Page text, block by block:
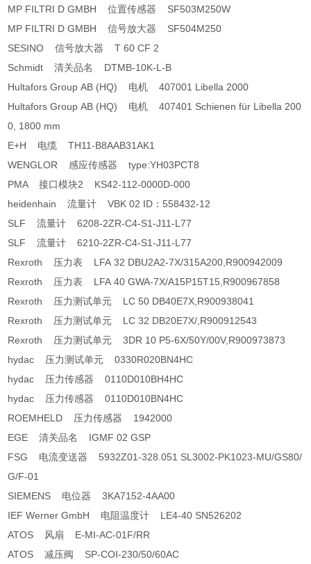
MP FILTRI D GMBH 位置传感器 SF­503­M250­W
MP FILTRI D GMBH 信号放大器 SF­504­M250
SESINO 信号放大器 T 60 CF 2
Schmidt 清关品名 DTMB-10K-L-B
Hultafors Group AB (HQ) 电机 407001 Libella 2000
Hultafors Group AB (HQ) 电机 407401 Schienen für Libella 200
0, 1800 mm
E+H 电缆 TH11-B8AAB31AK1
WENGLOR 感应传感器 type:YH03PCT8
PMA 接口模块2 KS42-112-0000D-000
heidenhain 流量计 VBK 02 ID：558432-12
SLF 流量计 6208-2ZR-C4-S1-J11-L77
SLF 流量计 6210-2ZR-C4-S1-J11-L77
Rexroth 压力表 LFA 32 DBU2A2-7X/315A200,R900942009
Rexroth 压力表 LFA 40 GWA-7X/A15P15T15,R900967858
Rexroth 压力测试单元 LC 50 DB40E7X,R900938041
Rexroth 压力测试单元 LC 32 DB20E7X/,R900912543
Rexroth 压力测试单元 3DR 10 P5-6X/50Y/00V,R900973873
hydac 压力测试单元 0330R020BN4HC
hydac 压力传感器 0110D010BH4HC
hydac 压力传感器 0110D010BN4HC
ROEMHELD 压力传感器 1942000
EGE 清关品名 IGMF 02 GSP
FSG 电流变送器 5932Z01-328.051 SL3002-PK1023-MU/GS80/
G/F-01
SIEMENS 电位器 3KA7152-4AA00
IEF Werner GmbH 电阻温度计 LE4-40 SN526202
ATOS 风扇 E-MI-AC-01F/RR
ATOS 减压阀 SP-COI-230/50/60AC